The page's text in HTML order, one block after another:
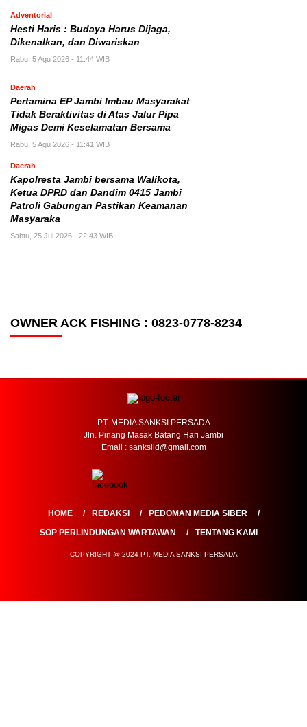
Adventorial
Hesti Haris : Budaya Harus Dijaga,
Dikenalkan, dan Diwariskan
Rabu, 5 Agu 2026 - 11:44 WIB
Daerah
Pertamina EP Jambi Imbau Masyarakat
Tidak Beraktivitas di Atas Jalur Pipa
Migas Demi Keselamatan Bersama
Rabu, 5 Agu 2026 - 11:41 WIB
Daerah
Kapolresta Jambi bersama Walikota,
Ketua DPRD dan Dandim 0415 Jambi
Patroli Gabungan Pastikan Keamanan
Masyaraka
Sabtu, 25 Jul 2026 - 22:43 WIB
OWNER ACK FISHING : 0823-0778-8234
PT. MEDIA SANKSI PERSADA
Jln. Pinang Masak Batang Hari Jambi
Email : sanksiid@gmail.com
HOME REDAKSI
PEDOMAN MEDIA SIBER
SOP PERLINDUNGAN WARTAWAN
TENTANG KAMI